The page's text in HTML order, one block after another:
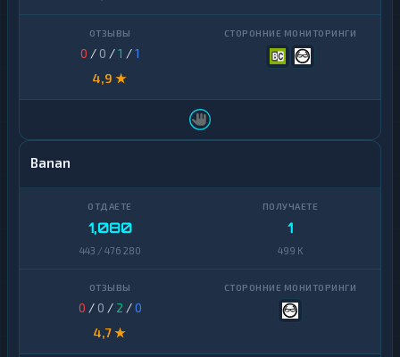
0 / 0 /1 /1
4,9 ★
Banan
1,080
443 / 476 280
1
499 K
0 / 0 / 2 /0
4,7 ★